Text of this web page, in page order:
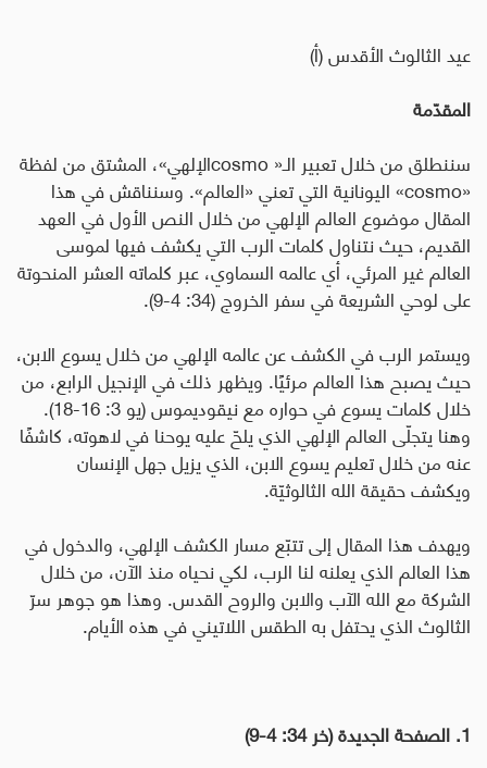
عيد الثالوث الأقدس (أ)
المقدّمة
سننطلق من خلال تعبير الـ«
الإلهي»، المشتق من لفظة
«
cosmo» اليونانية التي تعني «العالم». وسنناقش في هذا
المقال موضوع العالم الإلهي من خلال النص الأول في العهد
القديم، حيث نتناول كلمات الرب التي يكشف فيها لموسى
العالم غير المرئي، أي عالمه السماوي، عبر كلماته العشر المنحوتة
على لوحي الشريعة في سفر الخروج (34: 4-9).
ويستمر الرب في الكشف عن عالمه الإلهي من خلال يسوع الابن،
حيث يصبح هذا العالم مرئيًا. ويظهر ذلك في الإنجيل الرابع، من
خلال كلمات يسوع في حواره مع نيقوديموس (يو 3: 16-18).
وهنا يتجلّى العالم الإلهي الذي يلحّ عليه يوحنا في لاهوته، كاشفًا
عنه من خلال تعليم يسوع الابن، الذي يزيل جهل الإنسان
ويكشف حقيقة الله الثالوثيّة.
ويهدف هذا المقال إلى تتبّع مسار الكشف الإلهي، والدخول في
هذا العالم الذي يعلنه لنا الرب، لكي نحياه منذ الآن، من خلال
الشركة مع الله الآب والابن والروح القدس. وهذا هو جوهر سرّ
الثالوث الذي يحتفل به الطقس اللاتيني في هذه الأيام.
1. الصفحة الجديدة (خر 34: 4-9)